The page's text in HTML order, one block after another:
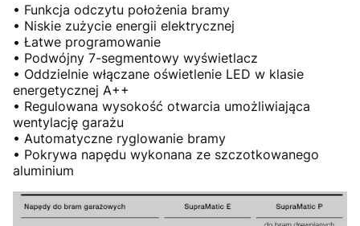
• Funkcja odczytu położenia bramy
• Niskie zużycie energii elektrycznej
• Łatwe programowanie
• Podwójny 7-segmentowy wyświetlacz
• Oddzielnie włączane oświetlenie LED w klasie
energetycznej A++
• Regulowana wysokość otwarcia umożliwiająca
wentylację garażu
• Automatyczne ryglowanie bramy
• Pokrywa napędu wykonana ze szczotkowanego
aluminium